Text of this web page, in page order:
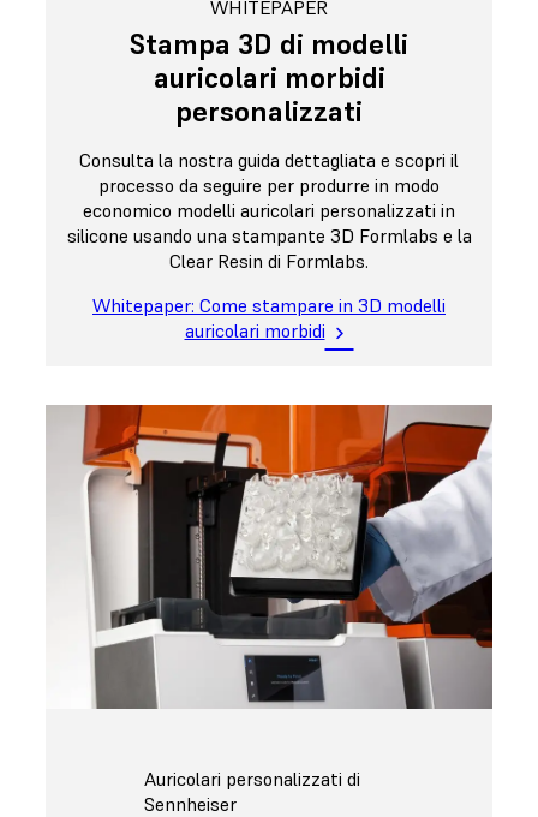
WHITEPAPER
Stampa 3D di modelli
auricolari morbidi
personalizzati
Consulta la nostra guida dettagliata e scopri il
processo da seguire per produrre in modo
economico modelli auricolari personalizzati in
silicone usando una stampante 3D Formlabs e la
Clear Resin di Formlabs.
Whitepaper: Come stampare in 3D modelli
auricolari morbidi
Auricolari personalizzati di
Sennheiser